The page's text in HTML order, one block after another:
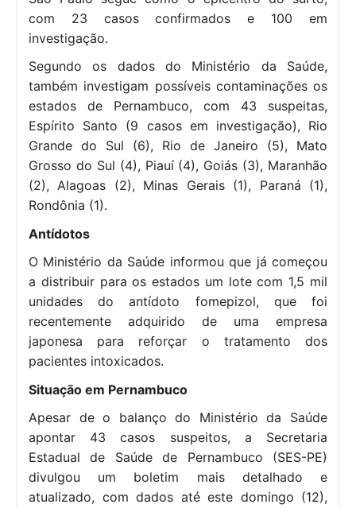
com 23 casos confirmados e 100 em
investigação.
Segundo os dados do Ministério da Saúde,
também investigam possíveis contaminações os
estados de Pernambuco, com 43 suspeitas,
Espírito Santo (9 casos em investigação), Rio
Grande do Sul (6), Rio de Janeiro (5), Mato
Grosso do Sul (4), Piauí (4), Goiás (3), Maranhão
(2), Alagoas (2), Minas Gerais (1), Paraná (1),
Rondônia (1).
Antídotos
O Ministério da Saúde informou que já começou
a distribuir para os estados um lote com 1,5 mil
unidades do antídoto fomepizol, que foi
recentemente adquirido de uma empresa
japonesa para reforçar o tratamento dos
pacientes intoxicados.
Situação em Pernambuco
Apesar de o balanço do Ministério da Saúde
apontar 43 casos suspeitos, a Secretaria
Estadual de Saúde de Pernambuco (SES-PE)
divulgou um boletim mais detalhado e
atualizado, com dados até este domingo (12),